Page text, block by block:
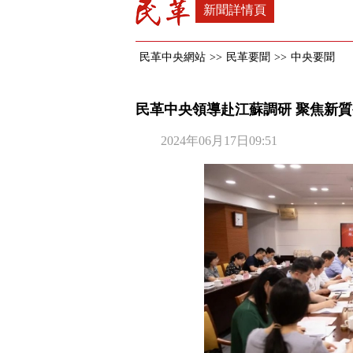
新聞詳情頁
民革中央網站 >> 民革要聞 >> 中央要聞
民革中央領導赴江蘇調研 聚焦新
2024年06月17日09:51